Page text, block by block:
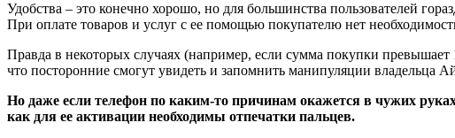
Удобства – это конечно хорошо, но для большинства пользователей
При оплате товаров и услуг с ее помощью покупателю нет
Правда в некоторых случаях (например, если сумма покупки превышает
что посторонние смогут увидеть и запомнить манипуляции владельца
Но даже если телефон по каким-то причинам окажется в чужих
как для ее активации необходимы отпечатки пальцев.